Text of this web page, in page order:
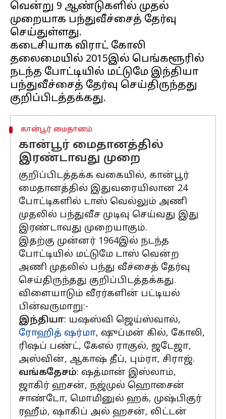
வென்று 9 ஆண்டுகளில் முதல்
முறையாக பந்துவீச்சைத் தேர்வு
செய்துள்ளது.
கடைசியாக விராட் கோலி
தலைமையில் 2015இல் பெங்களூரில்
நடந்த போட்டியில் மட்டுமே இந்தியா
பந்துவீச்சைத் தேர்வு செய்திருந்தது
கான்பூர் மைதானம்
கான்பூர் மைதானத்தில்
இரண்டாவது முறை
குறிப்பிடத்தக்க வகையில், கான்பூர்
மைதானத்தில் இதுவரையிலான 24
போட்டிகளில் டாஸ் வெல்லும் அணி
முதலில் பந்துவீச முடிவு செய்வது இது
இரண்டாவது முறையாகும்.
இதற்கு முன்னர் 1964இல் நடந்த
போட்டியில் மட்டுமே டாஸ் வென்ற
அணி முதலில் பந்து வீச்சைத் தேர்வு
செய்திருந்தது குறிப்பிடத்தக்கது.
விளையாடும் வீரர்களின் பட்டியல்
பின்வருமாறு:-
இந்தியா: யஷஸ்வி ஜெய்ஸ்வால்,
ரோஹித் ஷர்மா, ஷுப்மன் கில், கோலி,
ரிஷப் பண்ட், கேஎல் ராகுல், ஜடேஜா,
அஸ்வின், ஆகாஷ் தீப், பும்ரா, சிராஜ்.
வங்கதேசம்: ஷத்மான் இஸ்லாம்,
ஜாகிர் ஹசன், நஜ்முல் ஹொசைன்
சாண்டோ, மொமினுல் ஹக், முஷ்பிகுர்
ரஹீம், ஷாகிப் அல் ஹசன், லிட்டன்